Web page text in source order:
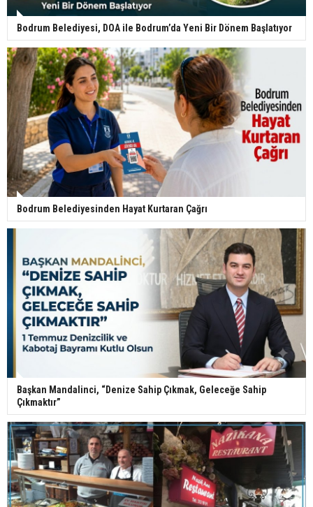
Bodrum Belediyesi, DOA ile Bodrum’da Yeni Bir Dönem Başlatıyor
Bodrum Belediyesinden Hayat Kurtaran Çağrı
Başkan Mandalinci, “Denize Sahip Çıkmak, Geleceğe Sahip
Çıkmaktır”